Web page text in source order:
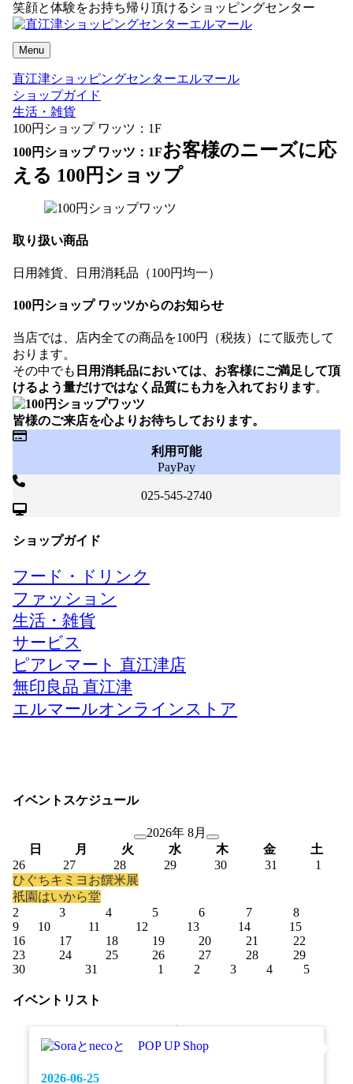
笑顔と体験をお持ち帰り頂けるショッピングセンター
Menu
直江津ショッピングセンターエルマール
ショップガイド
生活・雑貨
100円ショップ ワッツ：1F
100円ショップ ワッツ：1Fお客様のニーズに応
える 100円ショップ
取り扱い商品
日用雑貨、日用消耗品（100円均一）
100円ショップ ワッツからのお知らせ
当店では、店内全ての商品を100円（税抜）にて販売して
おります。
その中でも 日用消耗品においては、お客様にご満足して頂
けるよう量だけではなく品質にも力を入れております。
皆様のご来店を心よりお待ちしております。
利用可能
PayPay
025-545-2740
ショップガイド
フード・ドリンク
ファッション
生活・雑貨
サービス
ピアレマート 直江津店
無印良品 直江津
エルマールオンラインストア
イベントスケジュール
2026年 8月
日
月 火 水 木 金
土
26
27 28 29 30 31
1
ひぐちキミヨお饌米展
祇園はいから堂
2
3 4 5 6 7
8
9
10 11 12 13 14
15
16
17 18 19 20 21
22
23
24 25 26 27 28
29
30
31 1 2 3 4 5
イベントリスト
2026-06-25